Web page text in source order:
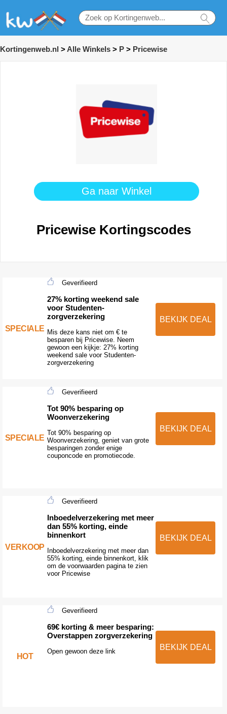
Kortingenweb.nl > Alle Winkels > P > Pricewise
Ga naar Winkel
Pricewise Kortingscodes
SPECIALE
Geverifieerd
27% korting weekend sale
voor Studenten-
zorgverzekering
Mis deze kans niet om € te
besparen bij Pricewise. Neem
gewoon een kijkje: 27% korting
weekend sale voor Studenten-
zorgverzekering
BEKIJK DEAL
SPECIALE
Geverifieerd
Tot 90% besparing op
Woonverzekering
Tot 90% besparing op
Woonverzekering, geniet van grote
besparingen zonder enige
couponcode en promotiecode.
BEKIJK DEAL
VERKOOP
Geverifieerd
Inboedelverzekering met meer
dan 55% korting, einde
binnenkort
Inboedelverzekering met meer dan
55% korting, einde binnenkort, klik
om de voorwaarden pagina te zien
voor Pricewise
BEKIJK DEAL
HOT
Geverifieerd
69€ korting & meer besparing:
Overstappen zorgverzekering
Open gewoon deze link BEKIJK DEAL